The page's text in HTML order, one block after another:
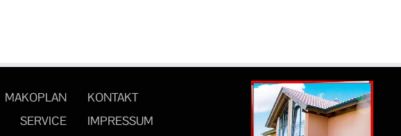
MAKOPLAN
SERVICE
KONTAKT
IMPRESSUM